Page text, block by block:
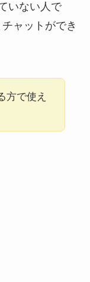
いない人で
ャットができ
方で使え